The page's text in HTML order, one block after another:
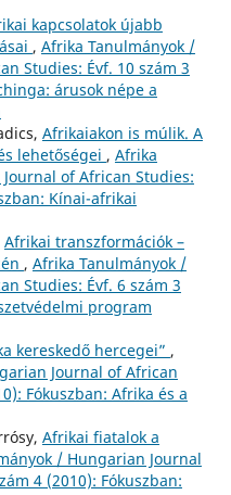
kapcsolatok újabb
, Afrika Tanulmányok /
Studies: Évf. 10 szám 3
árusok népe a
Afrikaiakon is múlik. A
lehetőségei , Afrika
of African Studies:
Kínai-afrikai
Afrikai transzformációk –
, Afrika Tanulmányok /
Studies: Évf. 6 szám 3
program
kereskedő hercegei” ,
Journal of African
Fókuszban: Afrika és a
Afrikai fiatalok a
/ Hungarian Journal
4 (2010): Fókuszban: